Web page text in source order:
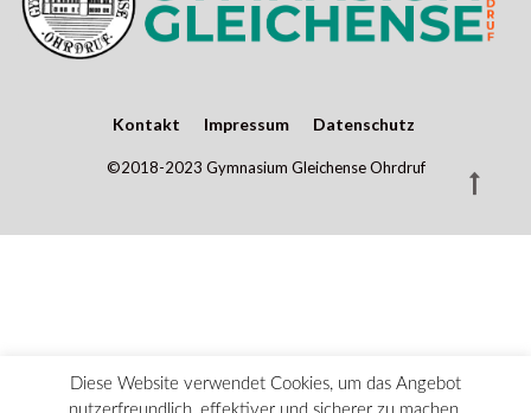
Kontakt Impressum Datenschutz
©2018-2023 Gymnasium Gleichense Ohrdruf
Diese Website verwendet Cookies, um das Angebot